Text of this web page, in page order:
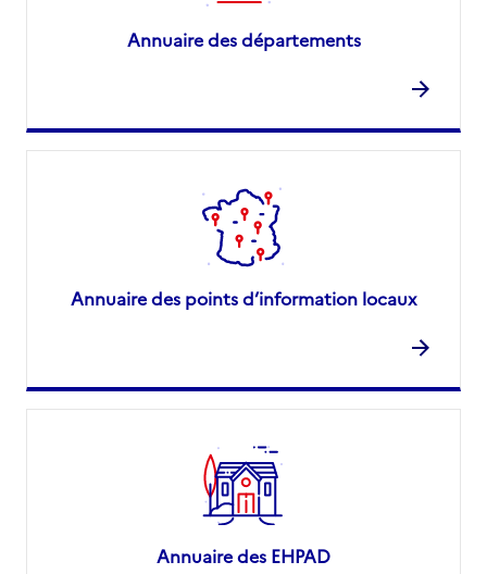
Annuaire des départements
Annuaire des points d’information locaux
Annuaire des EHPAD